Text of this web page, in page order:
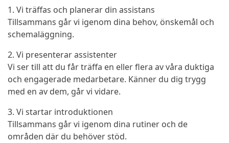
1. Vi träffas och planerar din assistans
Tillsammans går vi igenom dina behov, önskemål och
schemaläggning.
2. Vi presenterar assistenter
Vi ser till att du får träffa en eller flera av våra duktiga
och engagerade medarbetare. Känner du dig trygg
med en av dem, går vi vidare.
3. Vi startar introduktionen
Tillsammans går vi igenom dina rutiner och de
områden där du behöver stöd.